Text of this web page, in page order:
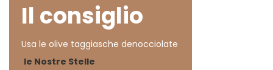
Il consiglio
Usa le olive taggiasche denocciolate
le Nostre Stelle